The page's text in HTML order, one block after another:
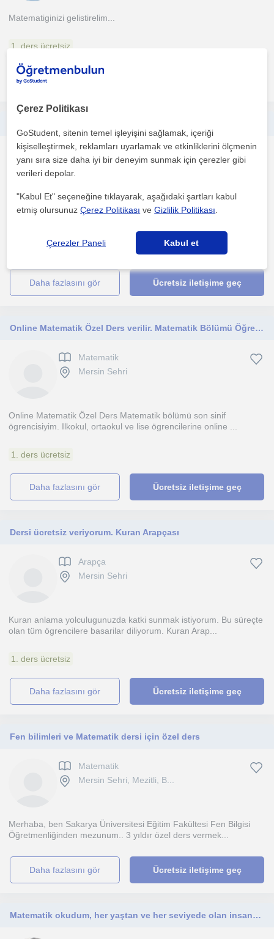
Matematiginizi gelistirelim...
1. ders ücretsiz
daha fazlasını gör
Mersin Sehri
Okul öncesi ve erken yas gruplarinda Ingilizce ögretimi alaninda
1. ders ücretsiz
daha fazlasını gör Ücretsiz iletişime geç
Online Matematik Özel Ders verilir. Matematik Bölümü Öğrenciyim
Matematik
Mersin Sehri
Online Matematik Özel Ders Matematik bölümü son sinif
ögrencisiyim. Ilkokul, ortaokul ve lise ögrencilerine online ...
1. ders ücretsiz
daha fazlasını gör Ücretsiz iletişime geç
Dersi ücretsiz veriyorum. Kuran Arapçası
Arapça
Mersin Sehri
Kuran anlama yolculugunuzda katki sunmak istiyorum. Bu süreçte
olan tüm ögrencilere basarilar diliyorum. Kuran Arap...
1. ders ücretsiz
daha fazlasını gör Ücretsiz iletişime geç
Fen bilimleri ve Matematik dersi için özel ders
Matematik
Mersin Sehri, Mezitli, B...
Merhaba, ben Sakarya Üniversitesi Eğitim Fakültesi Fen Bilgisi
Öğretmenliğinden mezunum.. 3 yıldır özel ders vermek...
daha fazlasını gör Ücretsiz iletişime geç
Matematik okudum, her yaştan ve her seviyede olan insana öğretebileceğimi düşünüyorum.
Çerez Politikası
GoStudent, sitenin temel işleyişini sağlamak, içeriği
kişiselleştirmek, reklamları uyarlamak ve etkinliklerini ölçmenin
yanı sıra size daha iyi bir deneyim sunmak için çerezler gibi
verileri depolar.
"Kabul Et" seçeneğine tıklayarak, aşağıdaki şartları kabul
etmiş olursunuzÇerez Politikası veGizlilik Politikası
Çerezler Paneli Kabul et